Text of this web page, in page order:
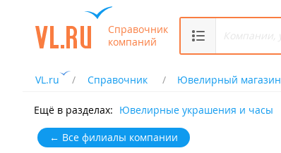
Справочник
компаний
VL.ru Справочник Ювелирный магазин
Ещё в разделах: Ювелирные украшения и часы
← Все филиалы компании